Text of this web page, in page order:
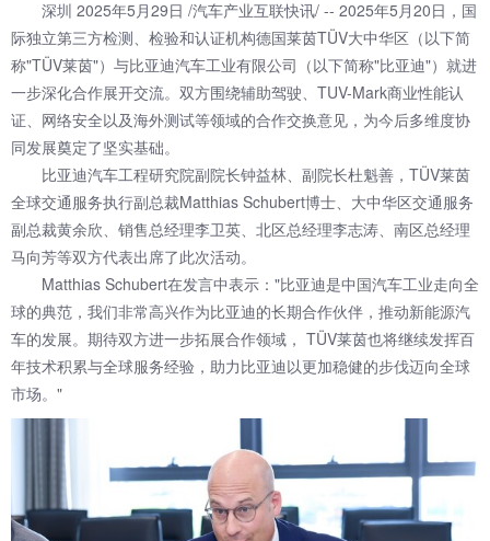
深圳 2025年5月29日 /汽车产业互联快讯/ -- 2025年5月20日，国
际独立第三方检测、检验和认证机构德国莱茵TÜV大中华区（以下简
称"TÜV莱茵"）与比亚迪汽车工业有限公司（以下简称"比亚迪"）就进
一步深化合作展开交流。双方围绕辅助驾驶、TUV-Mark商业性能认
证、网络安全以及海外测试等领域的合作交换意见，为今后多维度协
同发展奠定了坚实基础。
比亚迪汽车工程研究院副院长钟益林、副院长杜魁善，TÜV莱茵
全球交通服务执行副总裁Matthias Schubert博士、大中华区交通服务
副总裁黄余欣、销售总经理李卫英、北区总经理李志涛、南区总经理
马向芳等双方代表出席了此次活动。
Matthias Schubert在发言中表示："比亚迪是中国汽车工业走向全
球的典范，我们非常高兴作为比亚迪的长期合作伙伴，推动新能源汽
车的发展。期待双方进一步拓展合作领域， TÜV莱茵也将继续发挥百
年技术积累与全球服务经验，助力比亚迪以更加稳健的步伐迈向全球
市场。"